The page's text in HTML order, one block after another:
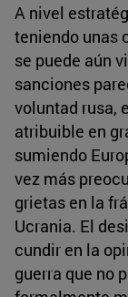
A nivel
teniendo unas
se puede aún
sanciones
voluntad rusa,
atribuible en
sumiendo
vez más
grietas en la
Ucrania. El
cundir en la
guerra que no